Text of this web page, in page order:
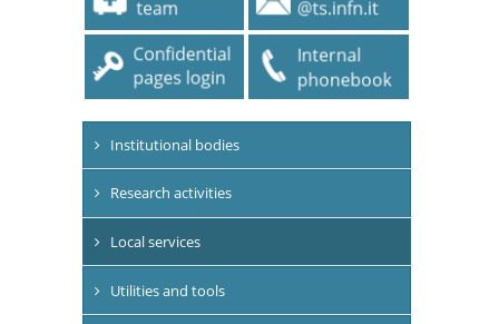
Institutional bodies
Research activities
Local services
Utilities and tools